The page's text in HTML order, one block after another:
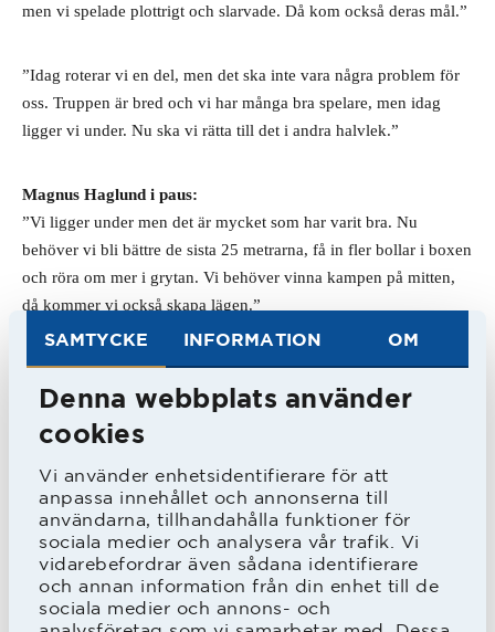
SAMTYCKE INFORMATION OM
Denna webbplats använder
cookies
Vi använder enhetsidentifierare för att
anpassa innehållet och annonserna till
användarna, tillhandahålla funktioner för
sociala medier och analysera vår trafik. Vi
vidarebefordrar även sådana identifierare
och annan information från din enhet till de
sociala medier och annons- och
men vi spelade plottrigt och slarvade. Då kom också deras mål.”
”Idag roterar vi en del, men det ska inte vara några problem för
oss. Truppen är bred och vi har många bra spelare, men idag
ligger vi under. Nu ska vi rätta till det i andra halvlek.”
Magnus Haglund i paus:
”Vi ligger under men det är mycket som har varit bra. Nu
behöver vi bli bättre de sista 25 metrarna, få in fler bollar i boxen
och röra om mer i grytan. Vi behöver vinna kampen på mitten,
då kommer vi också skapa lägen.”
Andra halvlek
I andra halvlek kom Mikael Boman till en farlighet i 48:e
minuten då han efter missförstånd mellan två motståndare och
målvakt oväntat kom först på en långboll. Målvakten dock ute
och avstyrde avslutet.
Nästa chans var Jönköpings. Hamidovic avlossade ett tungt skott
ur dålig vinkel från höger. Malkolm Nilsson Säfqvist blockerade
till en resultatlös hörna. HBK gick omgående framåt och Emil
Tot Wikström fick läget i boxen men i en trång situation blev